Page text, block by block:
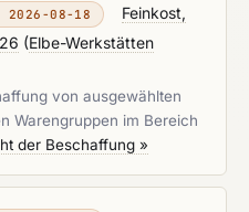
2026-08-18
Feinkost,
(Elbe-Werkstätten
von ausgewählten
Warengruppen im Bereich
der Beschaffung »